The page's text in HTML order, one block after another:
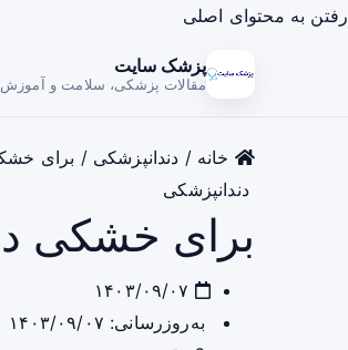
رفتن به محتوای اصلی
پزشک سایت
مقالات پزشکی، سلامت و آموزش
خانه / دندانپزشکی / برای
دندانپزشکی
برای خشکی
به‌روزرسانی: ۱۴۰۳/۰۹/۰۷